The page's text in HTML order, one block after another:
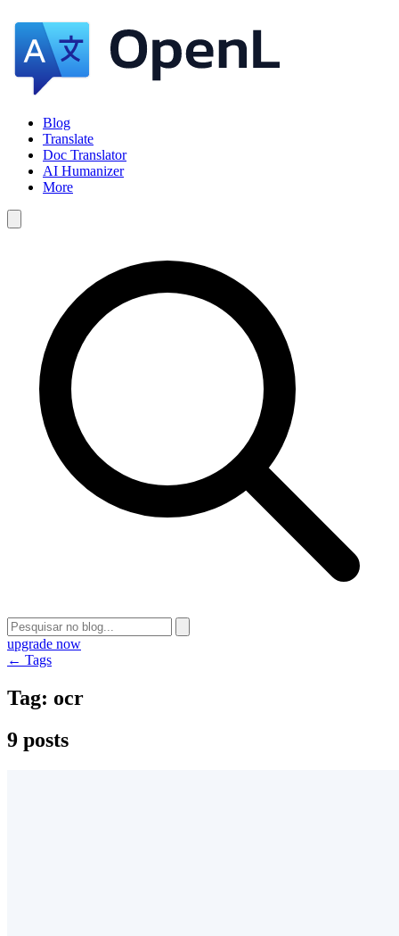
Blog
Translate
Doc Translator
AI Humanizer
More
upgrade now
← Tags
Tag: ocr
9 posts